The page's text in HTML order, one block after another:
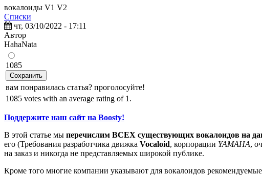
вокалоиды V1 V2
Списки
чт, 03/10/2022 - 17:11
Автор
HahaNata
1085
Сохранить
вам понравилась статья? проголосуйте!
1085 votes with an average rating of 1.
Поддержите наш сайт на Boosty!
В этой статье мы перечислим ВСЕХ существующих вокалоидов на
его (Требования разработчика движка Vocaloid, корпорации YAMAHA,
на заказ и никогда не представляемых широкой публике.
Кроме того многие компании указывают для вокалоидов